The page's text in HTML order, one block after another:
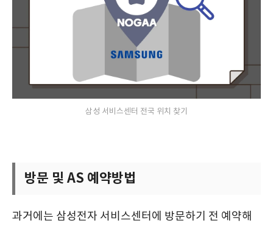
삼성 서비스센터 전국 위치 찾기
방문 및 AS 예약방법
과거에는 삼성전자 서비스센터에 방문하기 전 예약해